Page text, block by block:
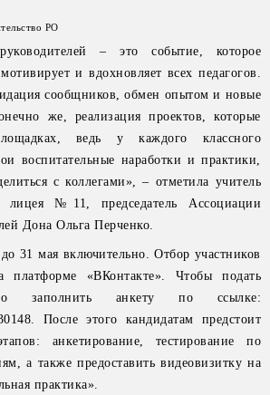
РО
– это событие, которое
и вдохновляет всех педагогов.
сообщников, обмен опытом и новые
же, реализация проектов, которые
ведь у каждого классного
воспитательные наработки и практики,
с коллегами», – отметила учитель
лицея №11, председатель Ассоциации
Дона Ольга Перченко.
31 мая включительно. Отбор участников
платформе «ВКонтакте». Чтобы подать
заполнить анкету по ссылке:
После этого кандидатам предстоит
анкетирование, тестирование по
а также предоставить видеовизитку на
практика».